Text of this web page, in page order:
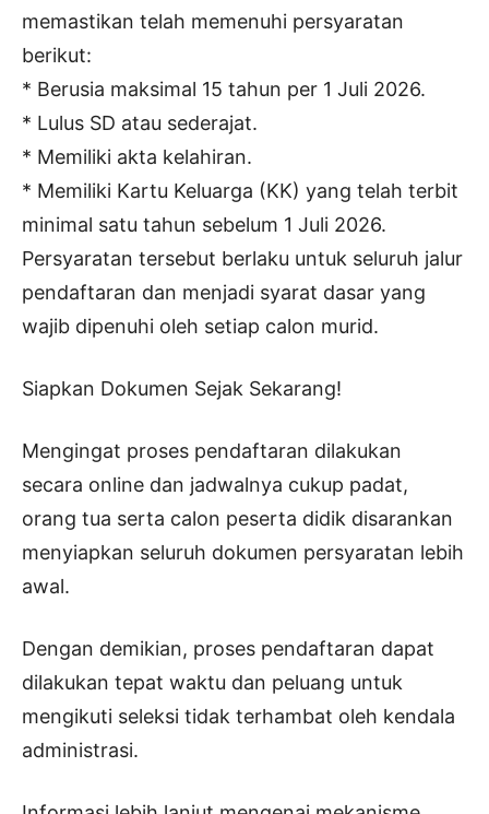
memastikan telah memenuhi persyaratan
berikut:
* Berusia maksimal 15 tahun per 1 Juli 2026.
* Lulus SD atau sederajat.
* Memiliki akta kelahiran.
* Memiliki Kartu Keluarga (KK) yang telah terbit
minimal satu tahun sebelum 1 Juli 2026.
Persyaratan tersebut berlaku untuk seluruh jalur
pendaftaran dan menjadi syarat dasar yang
wajib dipenuhi oleh setiap calon murid.
Siapkan Dokumen Sejak Sekarang!
Mengingat proses pendaftaran dilakukan
secara online dan jadwalnya cukup padat,
orang tua serta calon peserta didik disarankan
menyiapkan seluruh dokumen persyaratan lebih
awal.
Dengan demikian, proses pendaftaran dapat
dilakukan tepat waktu dan peluang untuk
mengikuti seleksi tidak terhambat oleh kendala
administrasi.